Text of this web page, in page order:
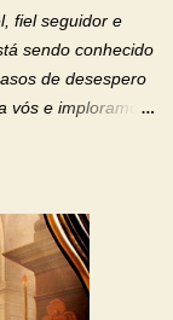
na
do vício das
fiel seguidor e
sendo conhecido
de desespero
vós e imploramos
vossa intercessão
glória de Deus e o
Nós e por todos
Oração 2 Ó